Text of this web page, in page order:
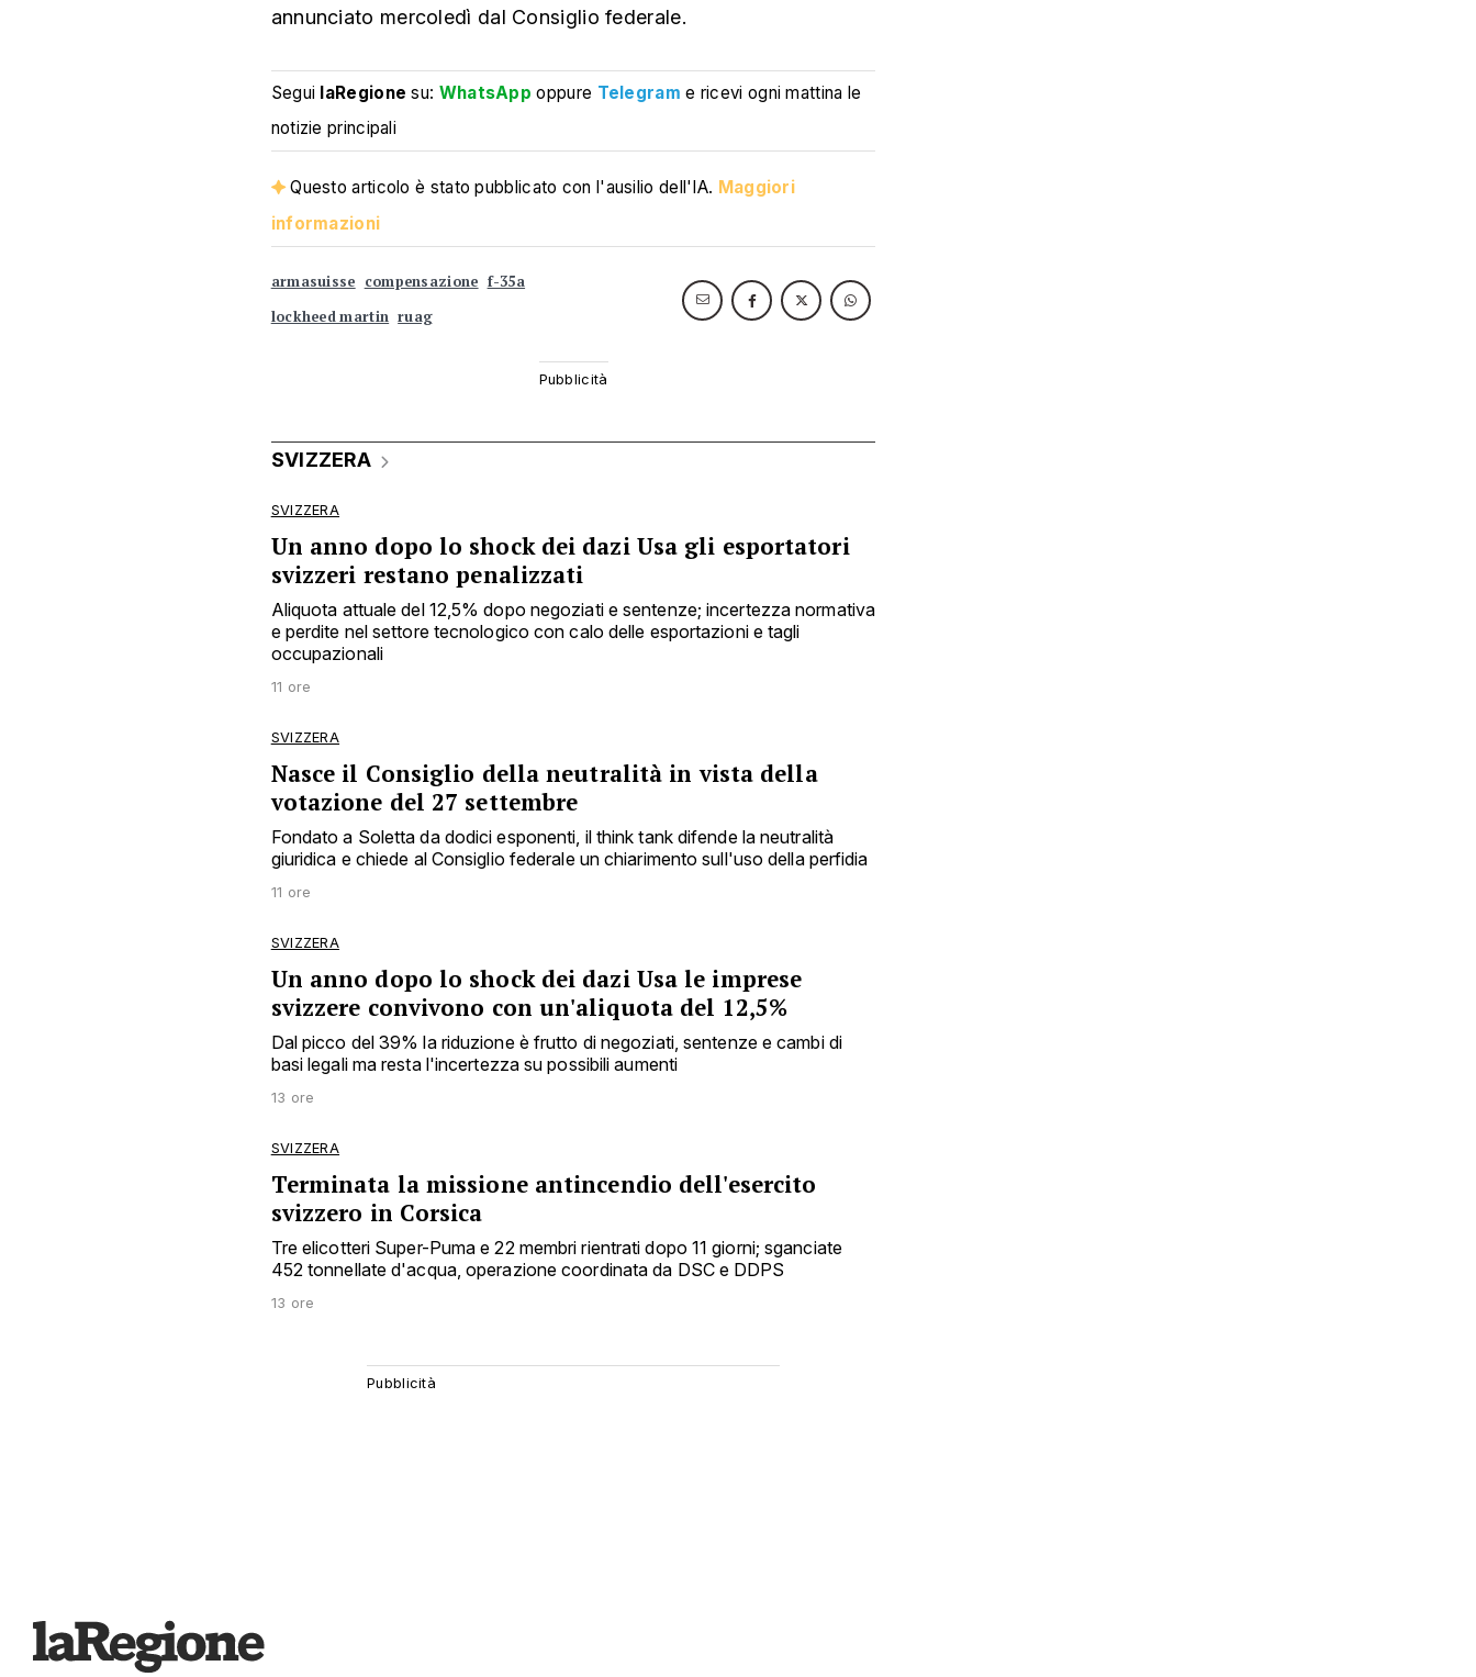
annunciato mercoledì dal Consiglio federale.
Segui laRegione su: WhatsApp oppure Telegram e ricevi ogni mattina le
notizie principali
Questo articolo è stato pubblicato con l'ausilio dell'IA. Maggiori
informazioni
armasuisse compensazione f-35a
lockheed martin ruag
SVIZZERA
SVIZZERA
Un anno dopo lo shock dei dazi Usa gli esportatori
svizzeri restano penalizzati
Aliquota attuale del 12,5% dopo negoziati e sentenze; incertezza normativa
e perdite nel settore tecnologico con calo delle esportazioni e tagli
occupazionali
11 ore
SVIZZERA
Nasce il Consiglio della neutralità in vista della
votazione del 27 settembre
Fondato a Soletta da dodici esponenti, il think tank difende la neutralità
giuridica e chiede al Consiglio federale un chiarimento sull'uso della perfidia
11 ore
SVIZZERA
Un anno dopo lo shock dei dazi Usa le imprese
svizzere convivono con un'aliquota del 12,5%
Dal picco del 39% la riduzione è frutto di negoziati, sentenze e cambi di
basi legali ma resta l'incertezza su possibili aumenti
13 ore
SVIZZERA
Terminata la missione antincendio dell'esercito
svizzero in Corsica
Tre elicotteri Super-Puma e 22 membri rientrati dopo 11 giorni; sganciate
452 tonnellate d'acqua, operazione coordinata da DSC e DDPS
13 ore